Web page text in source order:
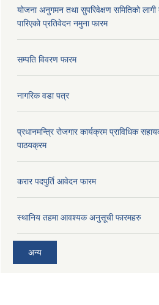
योजना अनुगमन तथा सुपरिवेक्षण समितिको लागी
पारिएको प्रतिवेदन नमुना फारम
सम्पति विवरण फारम
नागरिक वडा पत्र
प्रधानमन्त्रि रोजगार कार्यक्रम प्राविधिक
पाठयक्रम
करार पदपुर्ति आवेदन फारम
स्थानिय तहमा आवश्यक अनुसूची फारमहरु
अन्य